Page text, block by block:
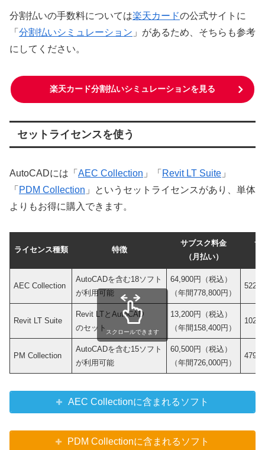
分割払いの手数料については楽天カードの公式サイトに
「 分割払いシミュレーション 」があるため、そちらも参考
にしてください。
楽天カード分割払いシミュレーションを見る
セットライセンスを使う
AutoCADには「 AEC Collection 」「 Revit LT Suite 」
「 PDM Collection 」というセットライセンスがあり、単体
よりもお得に購入できます。
ライセンス種類 特徴
サブスク料金
（月払い）
サ
AEC Collection
AutoCADを含む18ソフト
が利用可能
64,900円（税込）
（年間778,800円）
Revit LT Suite
Revit LTとAutoCAD
のセット
13,200円（税込）
（年間158,400円）
PM Collection
AutoCADを含む15ソフト
が利用可能
60,500円（税込）
（年間726,000円）
スクロールできます
AEC Collectionに含まれるソフト
PDM Collectionに含まれるソフト